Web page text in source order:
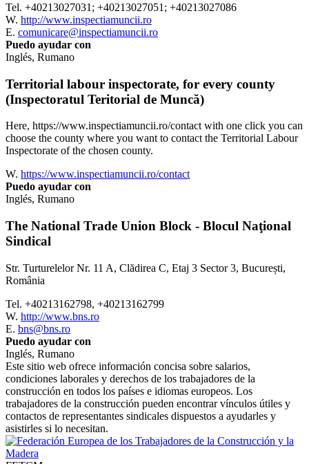
Tel. +40213027031; +40213027051; +40213027086
W. http://www.inspectiamuncii.ro
E. comunicare@inspectiamuncii.ro
Puedo ayudar con
Inglés, Rumano
Territorial labour inspectorate, for every county
(Inspectoratul Teritorial de Muncă)
Here, https://www.inspectiamuncii.ro/contact with one click you can
choose the county where you want to contact the Territorial Labour
Inspectorate of the chosen county.
W. https://www.inspectiamuncii.ro/contact
Puedo ayudar con
Inglés, Rumano
The National Trade Union Block - Blocul Naţional
Sindical
Str. Turturelelor Nr. 11 A, Clădirea C, Etaj 3 Sector 3, București,
România
Tel. +40213162798, +40213162799
W. http://www.bns.ro
E. bns@bns.ro
Puedo ayudar con
Inglés, Rumano
Este sitio web ofrece información concisa sobre salarios,
condiciones laborales y derechos de los trabajadores de la
construcción en todos los países e idiomas europeos. Los
trabajadores de la construcción pueden encontrar vínculos útiles y
contactos de representantes sindicales dispuestos a ayudarles y
asistirles si lo necesitan.